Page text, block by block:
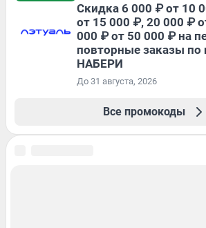
Скидка 6 000 ₽ от 10
от 15 000 ₽, 20 000 ₽
000 ₽ от 50 000 ₽ на
повторные заказы по
НАБЕРИ
До 31 августа, 2026
Все промокоды